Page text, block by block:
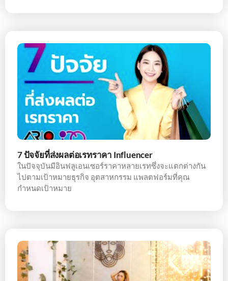
7 ปัจจัยที่ส่งผลต่อเรทราคา Influencer
ในปัจจุบันมีอินฟลูเอนเซอร์ราคาหลายเรทซึ่งจะแตกต่างกัน
ไปตามเป้าหมายธุรกิจ อุตสาหกรรม แพลตฟอร์มที่คุณ
กำหนดเป้าหมาย